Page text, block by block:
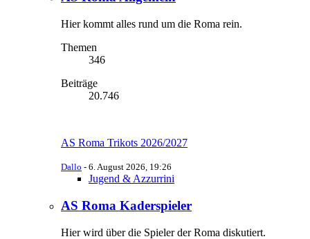
Hier kommt alles rund um die Roma rein.
Themen
346
Beiträge
20.746
AS Roma Trikots 2026/2027
Dallo - 6. August 2026, 19:26
Jugend & Azzurrini
AS Roma Kaderspieler
Hier wird über die Spieler der Roma diskutiert.